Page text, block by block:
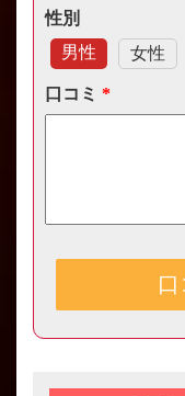
性別
男性
女性
口コミ *